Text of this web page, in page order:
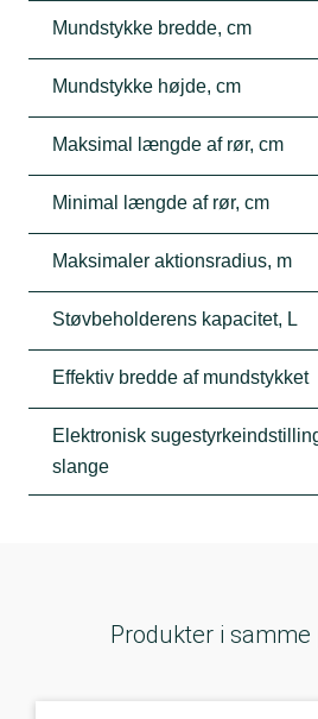
Mundstykke bredde, cm
Mundstykke højde, cm
Maksimal længde af rør, cm
Minimal længde af rør, cm
Maksimaler aktionsradius, m
Støvbeholderens kapacitet, L
Effektiv bredde af mundstykket
Elektronisk
slange
Produkter i samme